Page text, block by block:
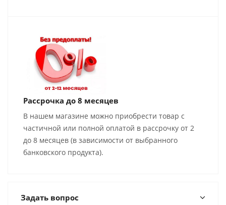
Рассрочка до 8 месяцев
В нашем магазине можно приобрести товар с
частичной или полной оплатой в рассрочку от 2
до 8 месяцев (в зависимости от выбранного
банковского продукта).
Задать вопрос